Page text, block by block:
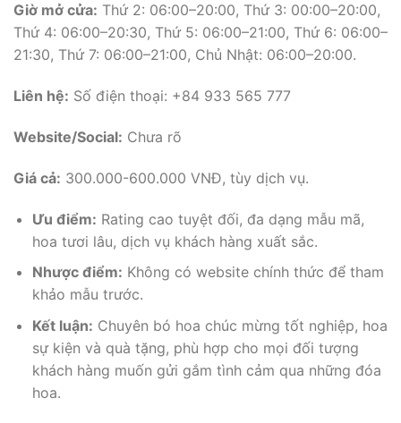
Giờ mở cửa: Thứ 2: 06:00–20:00, Thứ 3: 00:00–20:00,
Thứ 4: 06:00–20:30, Thứ 5: 06:00–21:00, Thứ 6: 06:00–
21:30, Thứ 7: 06:00–21:00, Chủ Nhật: 06:00–20:00.
Liên hệ: Số điện thoại: +84 933 565 777
Website/Social: Chưa rõ
Giá cả: 300.000-600.000 VNĐ, tùy dịch vụ.
Ưu điểm: Rating cao tuyệt đối, đa dạng mẫu mã,
hoa tươi lâu, dịch vụ khách hàng xuất sắc.
Nhược điểm: Không có website chính thức để tham
khảo mẫu trước.
Kết luận: Chuyên bó hoa chúc mừng tốt nghiệp, hoa
sự kiện và quà tặng, phù hợp cho mọi đối tượng
khách hàng muốn gửi gắm tình cảm qua những đóa
hoa.